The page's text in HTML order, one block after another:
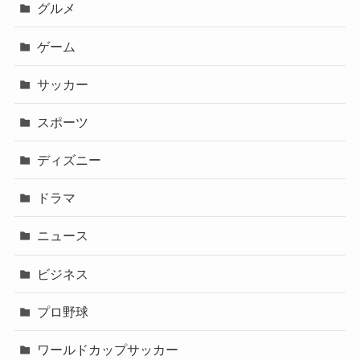
グルメ
ゲーム
サッカー
スポーツ
ディズニー
ドラマ
ニュース
ビジネス
プロ野球
ワールドカップサッカー